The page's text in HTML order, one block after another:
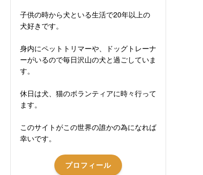
子供の時から犬といる生活で20年以上の
犬好きです。
身内にペットトリマーや、ドッグトレーナ
ーがいるので毎日沢山の犬と過ごしていま
す。
休日は犬、猫のボランティアに時々行って
ます。
このサイトがこの世界の誰かの為になれば
幸いです。
プロフィール